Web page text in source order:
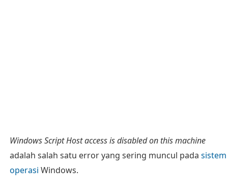
Windows Script Host access is disabled on this machine
adalah salah satu error yang sering muncul pada sistem
operasi Windows.